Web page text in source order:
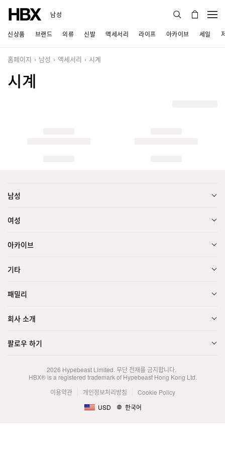
남성
신상품 브랜드 의류 신발 액세서리 라이프 아카이브 세일
홈페이지 남성 액세서리 시계
시계
남성
여성
아카이브
기타
패밀리
회사 소개
팔로우 하기
2026 Hypebeast Limited. 무단 전재를 금지합니다.
HBX® is a registered trademark of Hypebeast Hong Kong Ltd.
이용약관
개인정보처리방침
Cookie Policy
USD
한국어